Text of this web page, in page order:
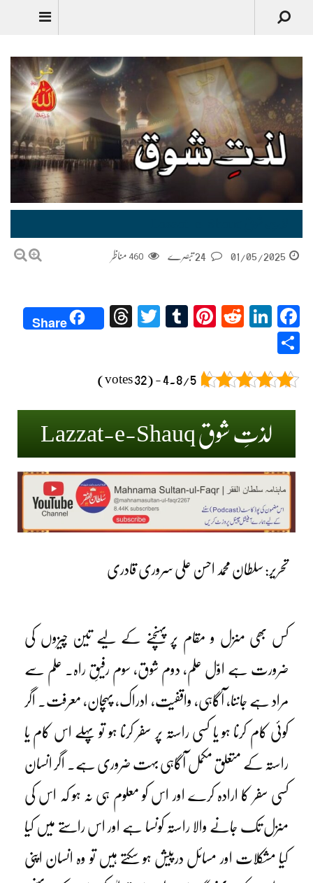
01/05/2025
460 مناظر
Facebook
LinkedIn
Reddit
Pinterest
Tumblr
Twitter
Threads
Share
4.8/5 - (32 votes)
لذتِ شوق Lazzat-e-Shauq
تحریر: سلطان محمد احسن علی سروری قادری
کس بھی منزل و مقام پر پہنچنے کے لیے تین چیزوں کی
ضرورت ہے اوّل علم، دوم شوق، سوم رفیقِ راہ۔ علم سے
مراد ہے جاننا، آگاہی، واقفیت، ادراک، پہچان، معرفت۔ اگر
کوئی کام کرنا ہو یا کسی راستہ پر سفر کرنا ہو تو پہلے اس کام یا
راستہ کے متعلق مکمل آگاہی بہت ضروری ہے۔ اگر انسان
کسی سفر کا ارادہ کرے اور اس کو معلوم ہی نہ ہو کہ اس کی
منزل تک جانے والا راستہ کونسا ہے اور اس راستے میں کیا
کیا مشکلات اور مسائل درپیش ہو سکتے ہیں تو وہ انسان اپنی